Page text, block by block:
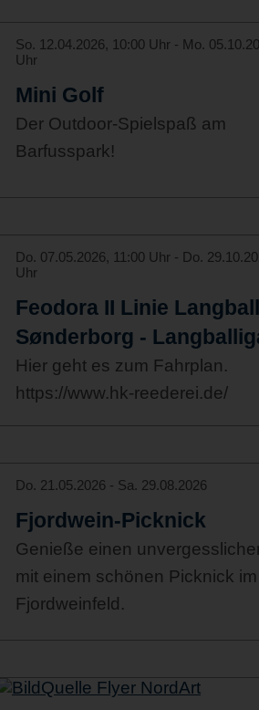
So. 12.04.2026, 10:00 Uhr - Mo.
Uhr
Mini Golf
Der Outdoor-Spielspaß am
Barfusspark!
Do. 07.05.2026, 11:00 Uhr - Do.
Uhr
Feodora II Linie
Sønderborg -
Hier geht es zum Fahrplan.
https://www.hk-reederei.de/
Do. 21.05.2026 - Sa. 29.08.2026
Fjordwein-Picknick
Genieße einen
mit einem schönen Picknick im
Fjordweinfeld.